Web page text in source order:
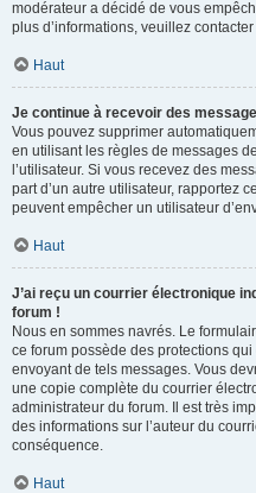
modérateur a décidé de vous
plus d’informations, veuillez
Haut
Je continue à recevoir des
Vous pouvez supprimer
en utilisant les règles de messages
l’utilisateur. Si vous recevez des
part d’un autre utilisateur, rapportez
peuvent empêcher un utilisateur
Haut
J’ai reçu un courrier électronique
forum !
Nous en sommes navrés. Le
ce forum possède des protections
envoyant de tels messages. Vous
une copie complète du courrier
administrateur du forum. Il est très
des informations sur l’auteur du
conséquence.
Haut